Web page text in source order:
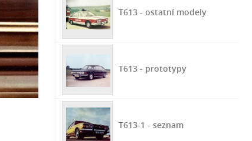
T613 - ostatní modely
T613 - prototypy
T613-1 - seznam